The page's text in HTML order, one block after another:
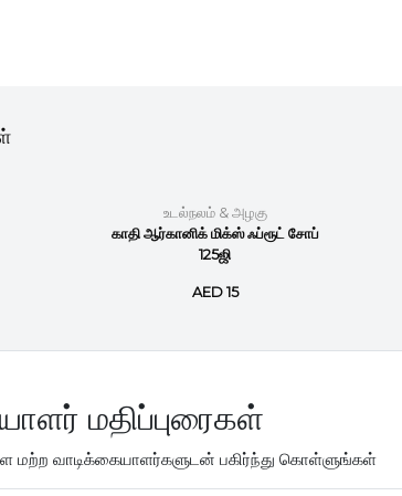
உடல்நலம் & அழகு
காதி ஆர்கானிக் மிக்ஸ் ஃப்ரூட் சோப்
125ஜி
AED 15
மதிப்புரைகள்
வாடிக்கையாளர்களுடன் பகிர்ந்து கொள்ளுங்கள்